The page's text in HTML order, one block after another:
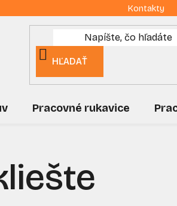
Kontakty
HĽADAŤ
Pracovné rukavice